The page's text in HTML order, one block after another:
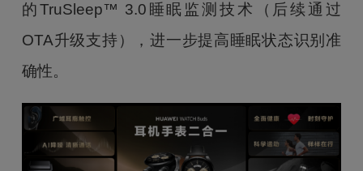
的TruSleep™ 3.0睡眠监测技术（后续通过
OTA升级支持），进一步提高睡眠状态识别准
确性。